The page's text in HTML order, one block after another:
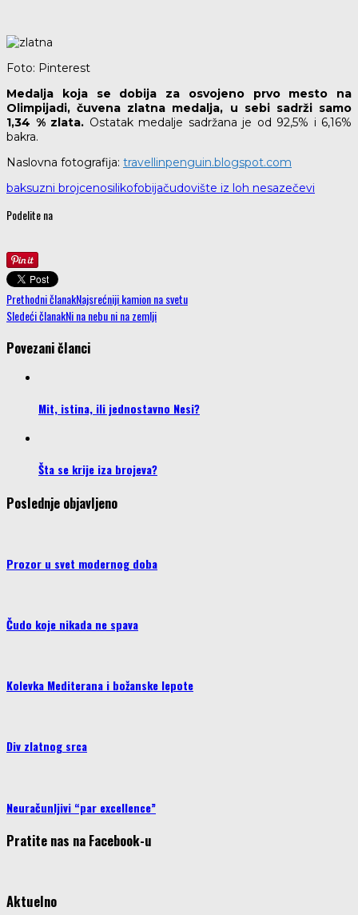
Foto: Pinterest
Medalja koja se dobija za osvojeno prvo mesto na
Olimpijadi, čuvena zlatna medalja, u sebi sadrži samo
1,34 % zlata. Ostatak medalje sadržana je od 92,5% i 6,16%
bakra.
Naslovna fotografija: travellinpenguin.blogspot.com
baksuzni brojcenosilikofobijačudovište iz loh nesazečevi
Podelite na
Prethodni članakNajsrećniji kamion na svetu
Sledeći članakNi na nebu ni na zemlji
Povezani članci
Mit, istina, ili jednostavno Nesi?
Šta se krije iza brojeva?
Poslednje objavljeno
Prozor u svet modernog doba
Čudo koje nikada ne spava
Kolevka Mediterana i božanske lepote
Div zlatnog srca
Neuračunljivi “par excellence”
Pratite nas na Facebook-u
Aktuelno